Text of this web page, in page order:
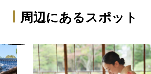
周辺にあるスポット